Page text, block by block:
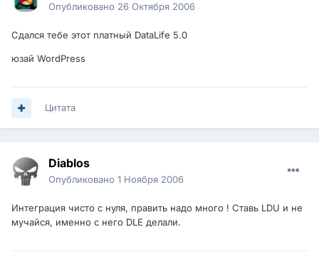
Опубликовано 26 Октября 2006
Сдался тебе этот платный DataLife 5.0
юзай WordPress
Цитата
Diablos
Опубликовано 1 Ноября 2006
Интеграция чисто с нуля, править надо много ! Ставь LDU и не
мучайся, именно с него DLE делали.